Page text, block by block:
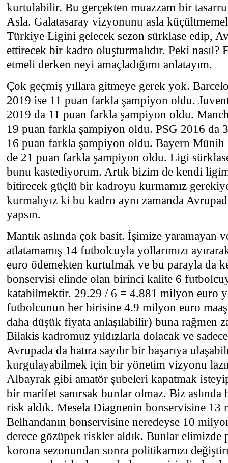
kurtulabilir. Bu gerçekten muazzam bir
Asla. Galatasaray vizyonunu asla
Türkiye Ligini gelecek sezon sürklase edip,
ettirecek bir kadro oluşturmalıdır. Peki nasıl?
etmeli derken neyi amaçladığımı anlatayım.
Çok geçmiş yıllara gitmeye gerek yok.
2019 ise 11 puan farkla şampiyon oldu.
2019 da 11 puan farkla şampiyon oldu.
19 puan farkla şampiyon oldu. PSG 2016 da
16 puan farkla şampiyon oldu. Bayern Münih
de 21 puan farkla şampiyon oldu. Ligi
bunu kastediyorum. Artık bizim de kendi
bitirecek güçlü bir kadroyu kurmamız
kurmalıyız ki bu kadro aynı zamanda
yapsın.
Mantık aslında çok basit. İşimize yaramayan
atlatamamış 14 futbolcuyla yollarımızı
euro ödemekten kurtulmak ve bu parayla da
bonservisi elinde olan birinci kalite 6
katabilmektir. 29.29 / 6 = 4.881 milyon euro
futbolcunun her birisine 4.9 milyon euro maaş
daha düşük fiyata anlaşılabilir) buna rağmen
Bilakis kadromuz yıldızlarla dolacak ve
Avrupada da hatıra sayılır bir başarıya
kurgulayabilmek için bir yönetim vizyonu
Albayrak gibi amatör şubeleri kapatmak
bir marifet sanırsak bunlar olmaz. Biz aslında
risk aldık. Mesela Diagnenin bonservisine 13
Belhandanın bonservisine neredeyse 10
derece gözüpek riskler aldık. Bunlar elimizde
korona sezonundan sonra politikamızı